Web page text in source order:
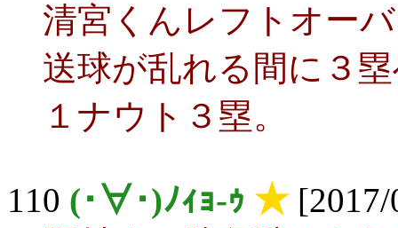
清宮くんレフトオー
送球が乱れる間に３
１ナウト３塁。
110 (･∀･)ﾉｨｮ-ｩ ★[2017/